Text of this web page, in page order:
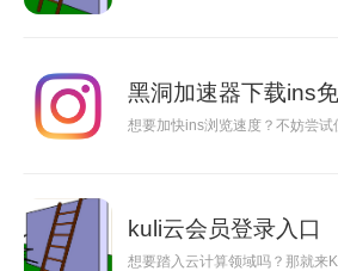
黑洞加速器下载ins
想要加快ins浏览速度？不妨尝
kuli云会员登录入口
想要踏入云计算领域吗？那就来